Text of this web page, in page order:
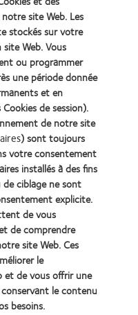
le matériel dont
les lentilles de
adultes.
site Web. Les
stockés sur votre
Web. Vous
ou programmer
une période donnée
et en
de session).
de notre site
) sont toujours
votre consentement
installés à des fins
ciblage ne sont
explicite.
de vous
de comprendre
site Web. Ces
le
de vous offrir une
le contenu
besoins.